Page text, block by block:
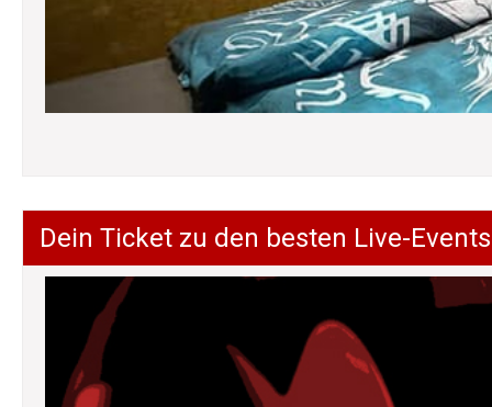
Dein Ticket zu den besten Live-Events